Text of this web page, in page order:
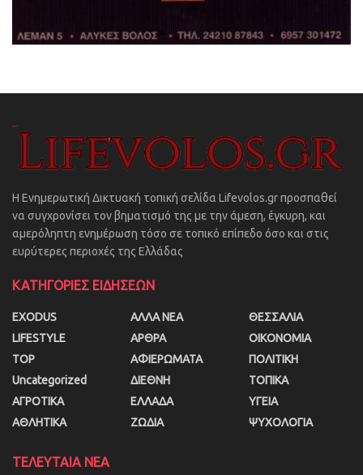
Η Ενημερωτική Δικτυακή τοπική σελίδα Lifevolos.gr προσπαθεί
να συγχρονίσει τον βηματισμό της με την άμεση, έγκυρη, και
αμερόληπτη ενημέρωση τόσο σε τοπικό επίπεδο όσο και στις
ευρύτερες περιοχές της Ελλάδας
ΚΑΤΗΓΟΡΙΕΣ ΕΙΔΗΣΕΩΝ
EXODUS
LIFESTYLE
TOP
Uncategorized
ΑΓΡΟΤΙΚΑ
ΑΘΛΗΤΙΚΑ
ΑΛΛΑ ΝΕΑ
ΑΡΘΡΑ
ΑΦΙΕΡΩΜΑΤΑ
ΔΙΕΘΝΗ
ΕΛΛΑΔΑ
ΖΩΔΙΑ
ΘΕΣΣΑΛΙΑ
ΟΙΚΟΝΟΜΙΑ
ΠΟΛΙΤΙΚΗ
ΤΟΠΙΚΑ
ΥΓΕΙΑ
ΨΥΧΟΛΟΓΙΑ
ΤΕΛΕΥΤΑΙΑ ΝΕΑ